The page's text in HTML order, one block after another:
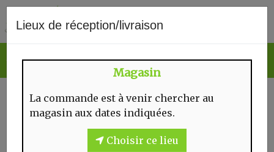
Lieux de réception/livraison
Magasin
La commande est à venir chercher au
magasin aux dates indiquées.
Choisir ce lieu